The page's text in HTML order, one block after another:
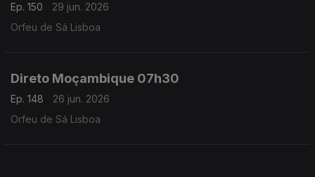
Ep. 150
29 jun. 2026
Orfeu de Sá Lisboa
Direto Moçambique 07h30
Ep. 148
26 jun. 2026
Orfeu de Sá Lisboa